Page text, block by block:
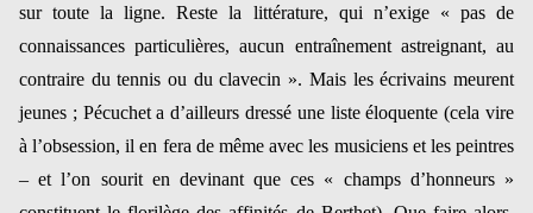
sur toute la ligne. Reste la littérature, qui n’exige « pas de
connaissances particulières, aucun entraînement astreignant, au
contraire du tennis ou du clavecin ». Mais les écrivains meurent
jeunes ; Pécuchet a d’ailleurs dressé une liste éloquente (cela vire
à l’obsession, il en fera de même avec les musiciens et les peintres
– et l’on sourit en devinant que ces « champs d’honneurs »